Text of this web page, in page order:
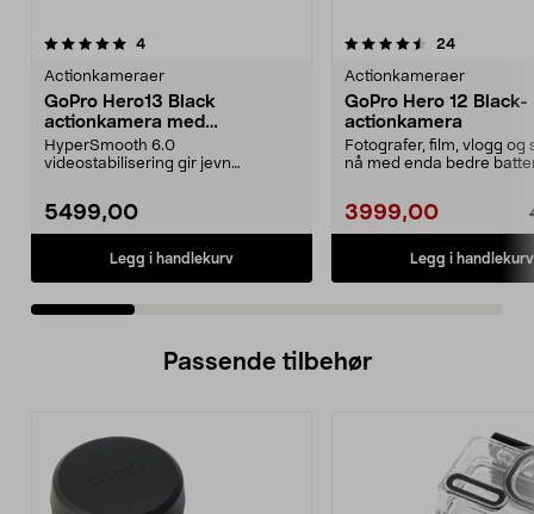
4anmeldelser
Actionkameraer
GoPro Hero13 Black
actionkamera med
tilbehørspakke.
HyperSmooth 6.0
videostabilisering gir jevn
5499,00
Legg i handlekurv
4.5 av 5 stjerner 24
Actionkameraer
GoPro Hero 12 Black-
actionkamera
Fotografer, film, vlogg og
nå med enda bedre
3999,00
Legg i handlekurv
5.0 av 5 stjerner
Passende tilbehør